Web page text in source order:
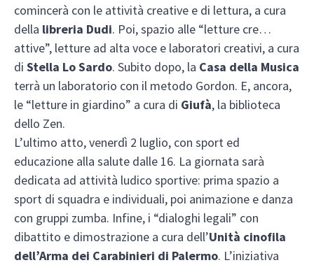
comincerà con le attività creative e di lettura, a cura
della libreria Dudi. Poi, spazio alle “letture cre…
attive”, letture ad alta voce e laboratori creativi, a cura
di Stella Lo Sardo. Subito dopo, la Casa della Musica
terrà un laboratorio con il metodo Gordon. E, ancora,
le “letture in giardino” a cura di Giufà, la biblioteca
dello Zen.
L’ultimo atto, venerdì 2 luglio, con sport ed
educazione alla salute dalle 16. La giornata sarà
dedicata ad attività ludico sportive: prima spazio a
sport di squadra e individuali, poi animazione e danza
con gruppi zumba. Infine, i “dialoghi legali” con
dibattito e dimostrazione a cura dell’Unità cinofila
dell’Arma dei Carabinieri di Palermo. L’iniziativa